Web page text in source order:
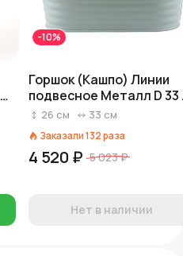
-10%
Горшок (Кашпо) Линии
подвесное Металл D 33
16,5 см H 14/26 см
26 см 33 см
Заказали132раза
4 520 ₽ 5 023 ₽
Нет в наличии